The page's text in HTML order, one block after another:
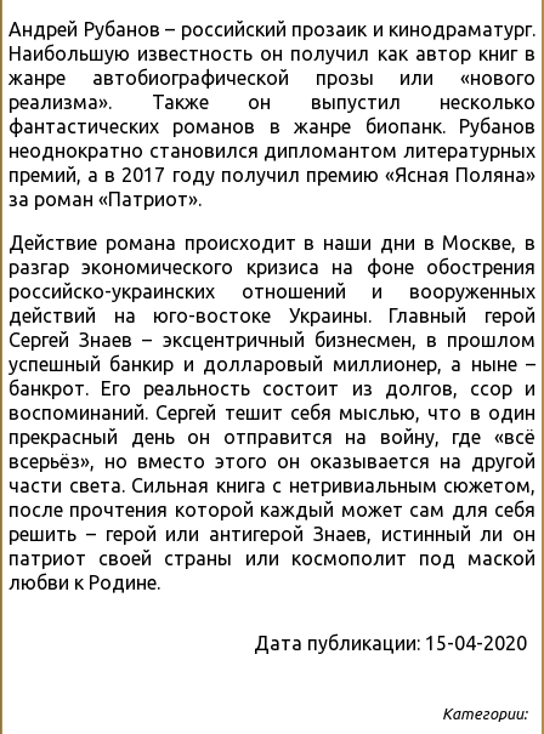
Андрей Рубанов – российский прозаик и кинодраматург.
Наибольшую известность он получил как автор книг в
жанре автобиографической прозы или «нового
реализма». Также он выпустил несколько
фантастических романов в жанре биопанк. Рубанов
неоднократно становился дипломантом литературных
премий, а в 2017 году получил премию «Ясная Поляна»
за роман «Патриот».
Действие романа происходит в наши дни в Москве, в
разгар экономического кризиса на фоне обострения
российско-украинских отношений и вооруженных
действий на юго-востоке Украины. Главный герой
Сергей Знаев – эксцентричный бизнесмен, в прошлом
успешный банкир и долларовый миллионер, а ныне –
банкрот. Его реальность состоит из долгов, ссор и
воспоминаний. Сергей тешит себя мыслью, что в один
прекрасный день он отправится на войну, где «всё
всерьёз», но вместо этого он оказывается на другой
части света. Сильная книга с нетривиальным сюжетом,
после прочтения которой каждый может сам для себя
решить – герой или антигерой Знаев, истинный ли он
патриот своей страны или космополит под маской
любви к Родине.
Дата публикации: 15-04-2020
Категории: